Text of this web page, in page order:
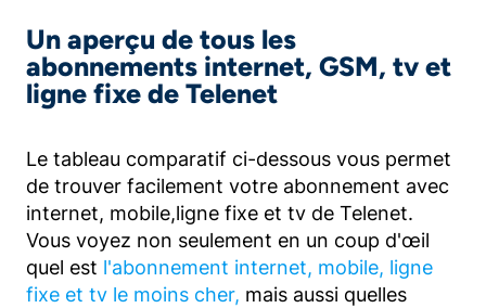
Un aperçu de tous les
abonnements internet, GSM, tv et
ligne fixe de Telenet
Le tableau comparatif ci-dessous vous permet
de trouver facilement votre abonnement avec
internet, mobile,ligne fixe et tv de Telenet.
Vous voyez non seulement en un coup d'œil
quel est l'abonnement internet, mobile, ligne
fixe et tv le moins cher, mais aussi quelles